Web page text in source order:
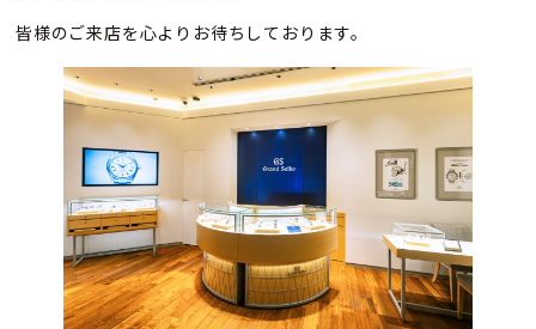
皆様のご来店を心よりお待ちしております。